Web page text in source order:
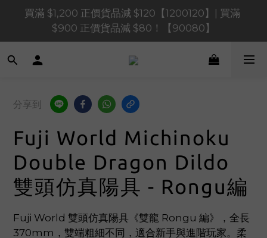
買滿 $1,200 正價貨品減 $120【1200120】| 買滿
$900 正價貨品減 $80！【90080】
買滿 $1,200 正價貨品減 $120【1200120】| 買滿
$900 正價貨品減 $80！【90080】
買滿 $600 正價貨品減 $40【60040】| 買滿 $400 正
📢 系統維護通知 – SHOPLINE Payments FPS將於
2026 年 8 月 9 日（日）凌晨 01:00 至 11:00 暫停交易
買滿 $1,200 正價貨品減 $120【1200120】| 買滿
$900 正價貨品減 $80！【90080】
分享到
Fuji World Michinoku
Double Dragon Dildo
雙頭仿真陽具 - Rongu編
Fuji World 雙頭仿真陽具《雙龍 Rongu 編》，全長
370mm，雙端粗細不同，適合新手與進階玩家。柔